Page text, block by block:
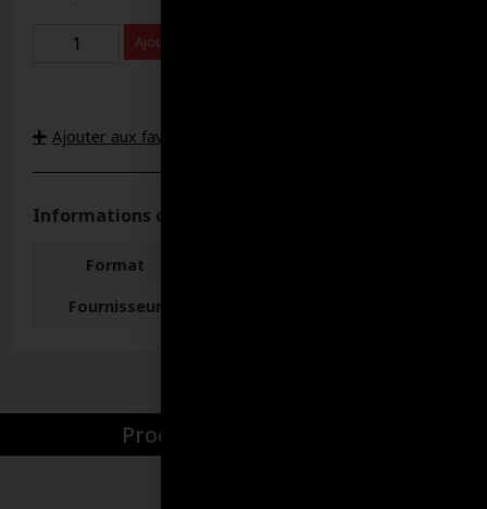
Ajouter au panier
Ajouter aux favoris
Informations complémentaires
Format
Fournisseur
Produits par catégories